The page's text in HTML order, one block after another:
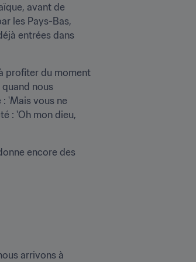
avant de
les Pays-Bas,
entrées dans
profiter du moment
nous
'Mais vous ne
: 'Oh mon dieu,
encore des
arrivons à